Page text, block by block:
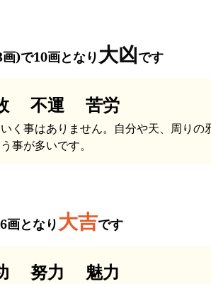
)で10画となり 大凶です
不運 苦労
く事はありません。自分や天、周りの
事が多いです。
画となり 大吉です
努力 魅力